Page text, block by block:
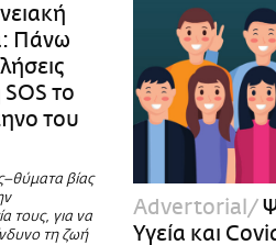
Απώλειες
Lgbtqi+
Επιλογές
Πάνω
το
του
βίας
τους, για να
τη ζωή
Advertorial
Υγεία και